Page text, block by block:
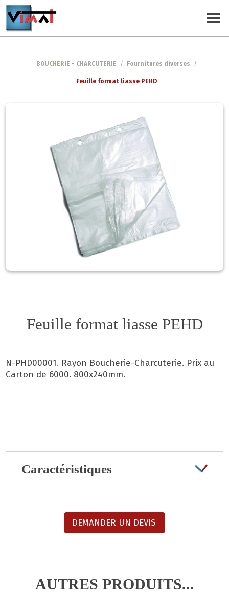
BOUCHERIE - CHARCUTERIE / Fournitures diverses /
Feuille format liasse PEHD
Feuille format liasse PEHD
N-PHD00001. Rayon Boucherie-Charcuterie. Prix au
Carton de 6000. 800x240mm.
Caractéristiques
DEMANDER UN DEVIS
AUTRES PRODUITS...